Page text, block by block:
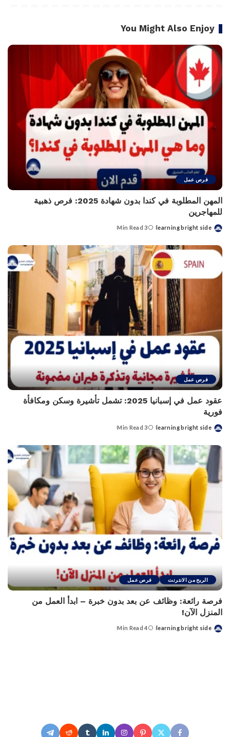
You Might Also Enjoy
فرص عمل
المهن المطلوبة في كندا بدون شهادة 2025: فرص ذهبية
للمهاجرين
Posted
learning bright side
3 Min Read
فرص عمل
عقود عمل في إسبانيا 2025: تشمل تأشيرة وسكن ومكافأة
فورية
Posted
learning bright side
3 Min Read
الربح من الانترنت فرص عمل
فرصة رائعة: وظائف عن بعد بدون خبرة – ابدأ العمل من
المنزل الآن!
Posted
learning bright side
4 Min Read